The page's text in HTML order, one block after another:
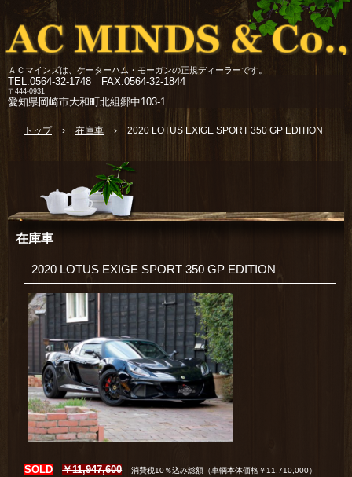
ＡＣマインズは、ケーターハム・モーガンの正規ディーラーです。
TEL.0564-32-1748 FAX.0564-32-1844
〒444-0931
愛知県岡崎市大和町北組郷中103-1
トップ › 在庫車 › 2020 LOTUS EXIGE SPORT 350 GP EDITION
在庫車
2020 LOTUS EXIGE SPORT 350 GP EDITION
SOLD ￥11,947,600 消費税10％込み総額（車輌本体価格￥11,710,000）